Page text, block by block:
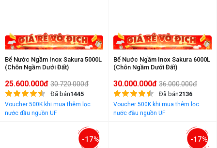
Bể Nước Ngầm Inox Sakura 5000L
(Chôn Ngầm Dưới Đất)
25.600.000đ 30.720.000đ
Đã bán1445
Voucher 500K khi mua thêm lọc
nước đầu nguồn UF
Bể Nước Ngầm Inox Sakura 6000L
(Chôn Ngầm Dưới Đất)
30.000.000đ 36.000.000đ
Đã bán2136
Voucher 500K khi mua thêm lọc
nước đầu nguồn UF
-17% -17%